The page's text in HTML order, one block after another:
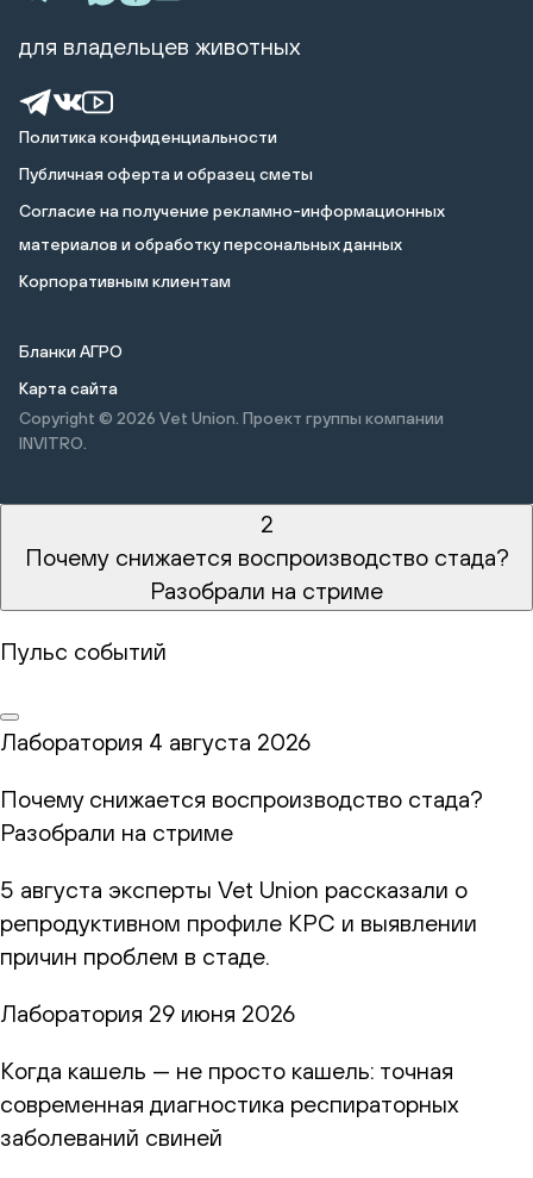
Политика конфиденциальности
Публичная оферта и образец сметы
Cогласие на получение рекламно-информационных
материалов и обработку персональных данных
Корпоративным клиентам
Бланки АГРО
Карта сайта
Copyright © 2026 Vet Union. Проект группы компании
INVITRO.
для владельцев животных
2
Почему снижается воспроизводство стада?
Разобрали на стриме
Пульс событий
Лаборатория 4 августа 2026
Почему снижается воспроизводство стада?
Разобрали на стриме
5 августа эксперты Vet Union рассказали о
репродуктивном профиле КРС и выявлении
причин проблем в стаде.
Лаборатория 29 июня 2026
Когда кашель — не просто кашель: точная
современная диагностика респираторных
заболеваний свиней